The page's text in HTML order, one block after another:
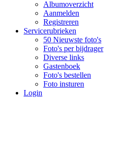
Albumoverzicht
Aanmelden
Registreren
Servicerubrieken
50 Nieuwste foto's
Foto's per bijdrager
Diverse links
Gastenboek
Foto's bestellen
Foto insturen
Login